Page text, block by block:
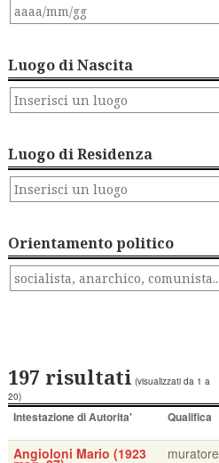
Luogo di Nascita
Luogo di Residenza
Orientamento politico
197 risultati (visualizzati da 1 a
20)
Intestazione di Autorita' Qualifica
Angioloni Mario (1923 muratore